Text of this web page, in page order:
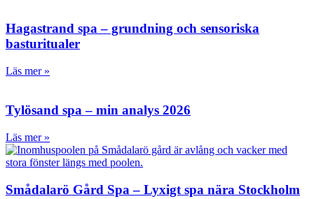
Hagastrand spa – grundning och sensoriska
basturitualer
Läs mer »
Tylösand spa – min analys 2026
Läs mer »
Smådalarö Gård Spa – Lyxigt spa nära Stockholm